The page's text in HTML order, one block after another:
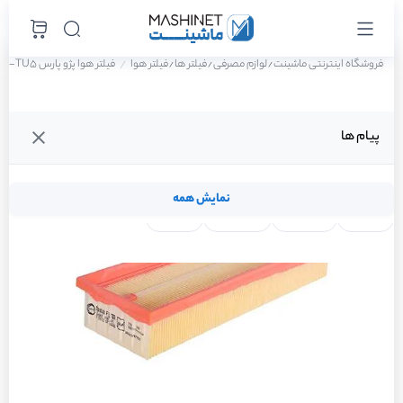
پیام ها
نمایش همه
فروشگاه اینترنتی ماشینت/لوازم مصرفی/فیلتر ها/فیلتر هوا فیلتر هوا پژو پارس ELX-TU5 سال 1401